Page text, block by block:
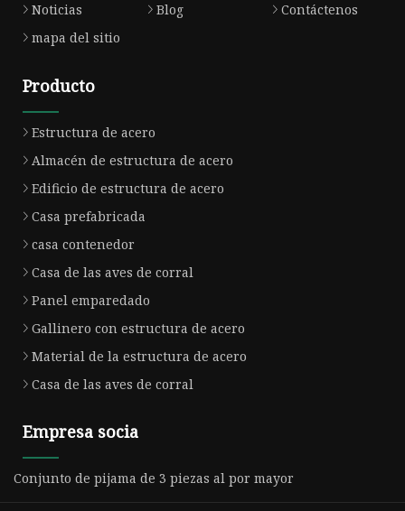
Noticias
Blog
Contáctenos
mapa del sitio
Producto
Estructura de acero
Almacén de estructura de acero
Edificio de estructura de acero
Casa prefabricada
casa contenedor
Casa de las aves de corral
Panel emparedado
Gallinero con estructura de acero
Material de la estructura de acero
Casa de las aves de corral
Empresa socia
Conjunto de pijama de 3 piezas al por mayor